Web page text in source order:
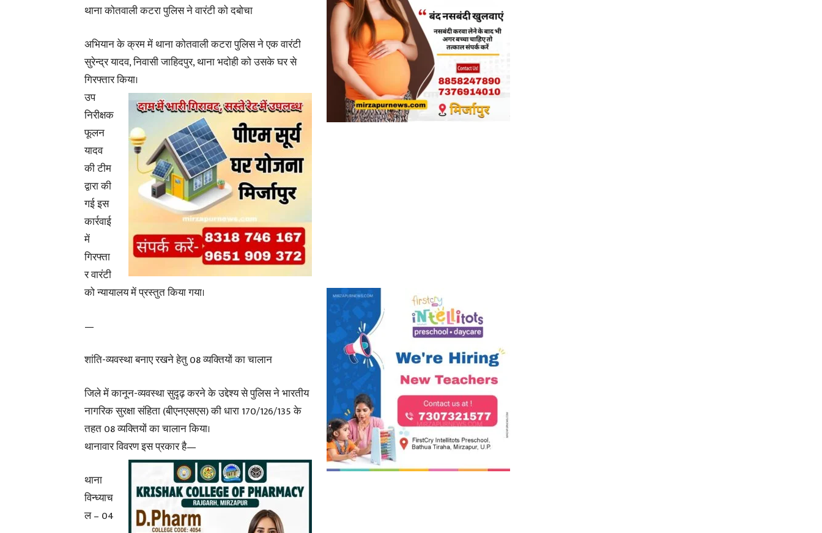
थाना कोतवाली कटरा पुलिस ने वारंटी को दबोचा
अभियान के क्रम में थाना कोतवाली कटरा पुलिस ने एक वारंटी
सुरेन्द्र यादव, निवासी जाहिदपुर, थाना भदोही को उसके घर से
गिरफ्तार किया।
उप
निरीक्षक
फूलन
यादव
की टीम
द्वारा की
गई इस
कार्रवाई
में
गिरफ्ता
र वारंटी
को न्यायालय में प्रस्तुत किया गया।
—
शांति-व्यवस्था बनाए रखने हेतु 08 व्यक्तियों का चालान
जिले में कानून-व्यवस्था सुदृढ़ करने के उद्देश्य से पुलिस ने भारतीय
नागरिक सुरक्षा संहिता (बीएनएसएस) की धारा 170/126/135 के
तहत 08 व्यक्तियों का चालान किया।
थानावार विवरण इस प्रकार है—
थाना
विन्ध्याच
ल – 04